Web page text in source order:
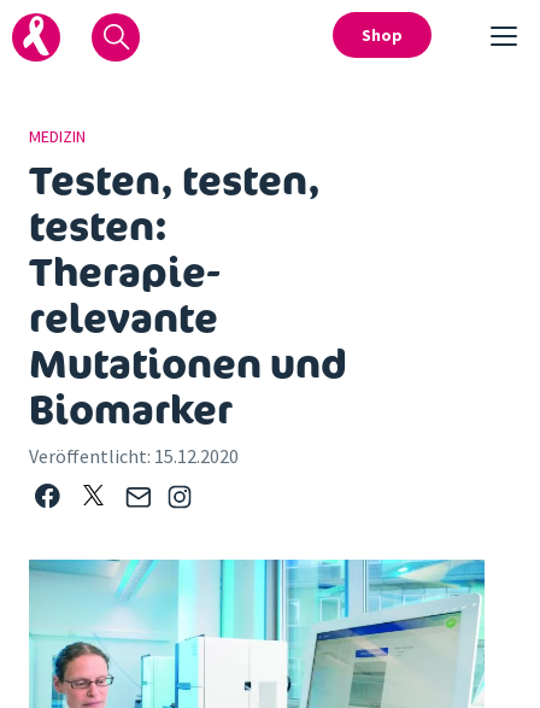
Shop
MEDIZIN
Testen, testen,
testen:
Therapie-
relevante
Mutationen und
Biomarker
Veröffentlicht: 15.12.2020